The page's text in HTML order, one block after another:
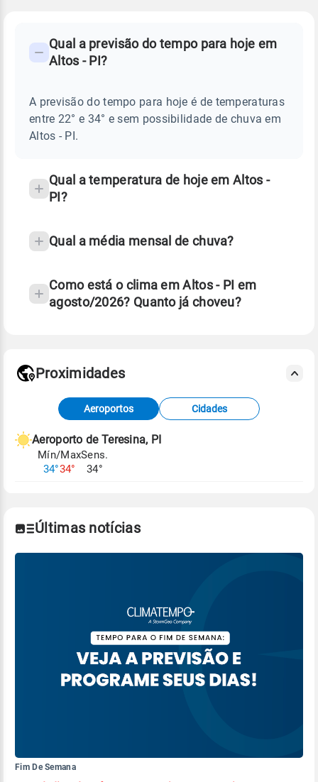
PREVISÃO
TEMPO
Perguntas
sobre
chuva
Qual a previsão do tempo para hoje em
Altos - PI?
A previsão do tempo para hoje é de temperaturas
entre 22° e 34° e sem possibilidade de chuva em
Altos - PI.
Qual a temperatura de hoje em Altos -
PI?
Qual a média mensal de chuva?
Como está o clima em Altos - PI em
agosto/2026? Quanto já choveu?
Fonte: dados combinados de estações
meteorológicas e satélite do Centro de Previsão
de Tempo e Estudos Climáticos (CPTEC).
Para obter mais informações sobre os dados
Proximidades
Aeroportos Cidades
Aeroporto de Teresina, PI
Mín/Max
34°34°
Sens.
34°
Últimas notícias
Fim De Semana